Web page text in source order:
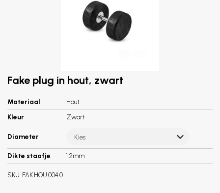
Fake plug in hout, zwart
Materiaal
Hout
Kleur
Zwart
Diameter Kies
Dikte staafje 1.2mm
SKU: FAK.HOU.004.0